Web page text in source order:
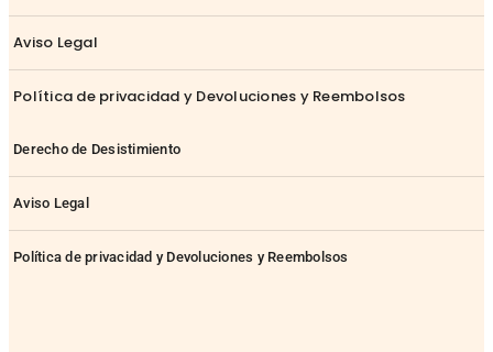
Aviso Legal
Política de privacidad y Devoluciones y Reembolsos
Derecho de Desistimiento
Aviso Legal
Política de privacidad y Devoluciones y Reembolsos